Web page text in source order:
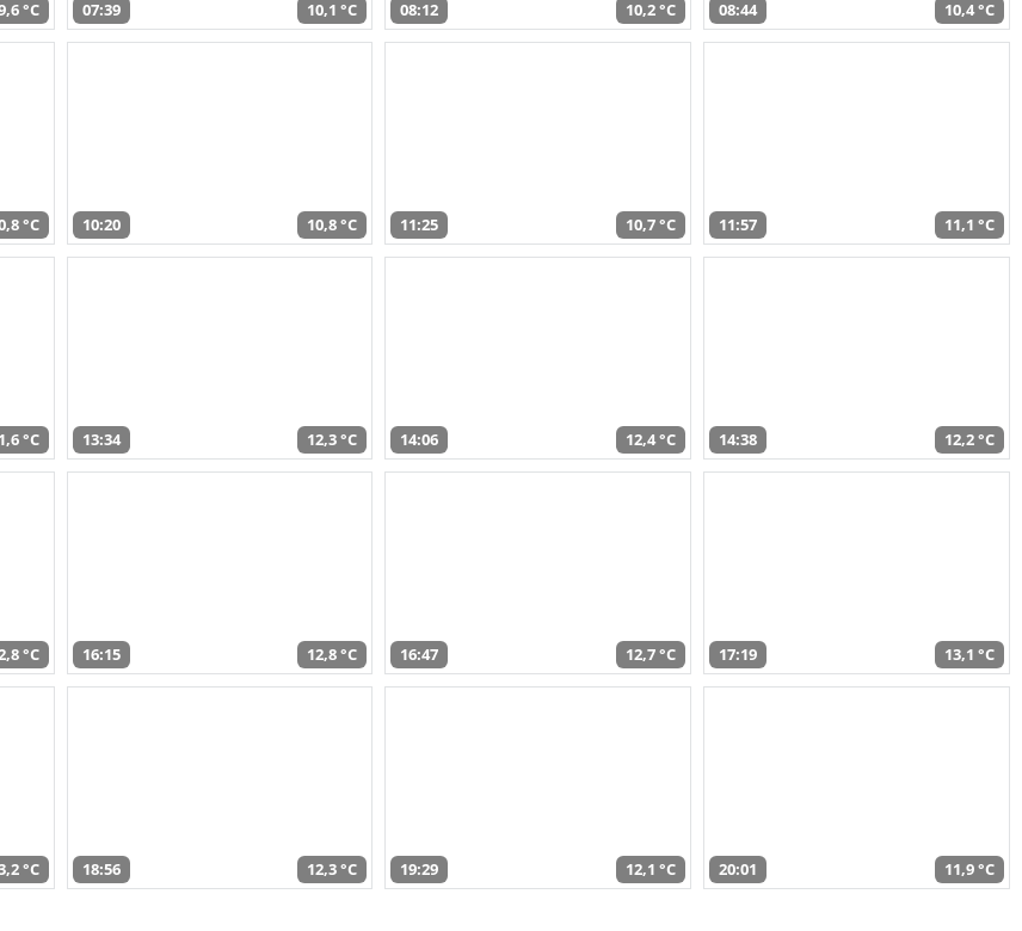
°C 07:39 10,1 °C 08:12 10,2 °C 08:44 10,4 °C
°C 10:20 10,8 °C 11:25 10,7 °C 11:57 11,1 °C
°C 13:34 12,3 °C 14:06 12,4 °C 14:38 12,2 °C
°C 16:15 12,8 °C 16:47 12,7 °C 17:19 13,1 °C
°C 18:56 12,3 °C 19:29 12,1 °C 20:01 11,9 °C